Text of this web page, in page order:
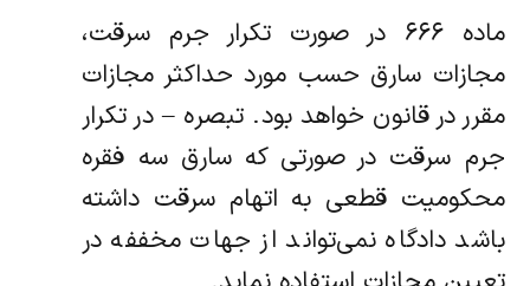
ماده ۶۶۶ در صورت تکرار جرم سرقت،
مجازات سارق حسب مورد حداکثر مجازات
مقرر در قانون خواهد بود. تبصره – در تکرار
جرم سرقت در صورتی که سارق سه فقره
محکومیت قطعی به اتهام سرقت داشته
باشد دادگاه نمی‌تواند از جهات مخففه در